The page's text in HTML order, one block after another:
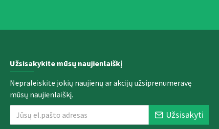
Užsisakykite mūsų naujienlaiškį
Nepraleiskite jokių naujienų ar akcijų užsiprenumeravę
mūsų naujienlaiškį.
Užsisakyti